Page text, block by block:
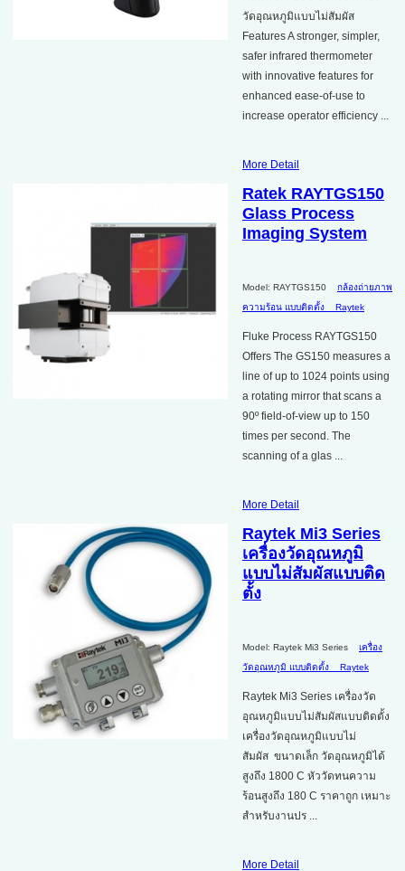
วัดอุณหภูมิแบบไม่สัมผัส
Features A stronger, simpler,
safer infrared thermometer
with innovative features for
enhanced ease-of-use to
increase operator efficiency ...
More Detail
Ratek RAYTGS150
Glass Process
Imaging System
Model: RAYTGS150
กล้องถ่ายภาพ
ความร้อน แบบติดตั้ง Raytek
Fluke Process RAYTGS150
Offers The GS150 measures a
line of up to 1024 points using
a rotating mirror that scans a
90º field-of-view up to 150
times per second. The
scanning of a glas ...
More Detail
Raytek Mi3 Series
เครื่องวัดอุณหภูมิ
แบบไม่สัมผัสแบบติด
ตั้ง
Model: Raytek Mi3 Series
เครื่อง
วัดอุณหภูมิ แบบติดตั้ง Raytek
Raytek Mi3 Series เครื่องวัด
อุณหภูมิแบบไม่สัมผัสแบบติดตั้ง
เครื่องวัดอุณหภูมิแบบไม่
สัมผัส ขนาดเล็ก วัดอุณหภูมิได้
สูงถึง 1800 C หัววัดทนความ
ร้อนสูงถึง 180 C ราคาถูก เหมาะ
สำหรับงานปร ...
More Detail